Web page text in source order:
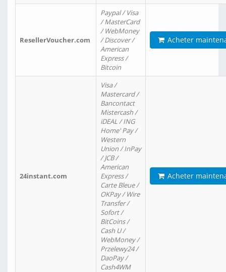
ResellerVoucher.com
Paypal / Visa
/ MasterCard
/ WebMoney
/ Discover /
American
Express /
Bitcoin
Acheter
24instant.com
Visa /
Mastercard /
Bancontact
Mistercash /
iDEAL / ING
Home' Pay /
Western
Union / InPay
/ JCB /
American
Express /
Carte Bleue /
OKPay / Wire
Transfer /
Sofort /
BitCoins /
Cash U /
WebMoney /
Przelewy24 /
DaoPay /
Cash4WM
Acheter